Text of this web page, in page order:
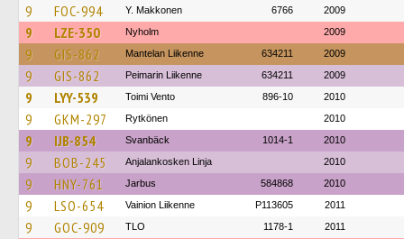
9 FOC-994 Y. Makkonen 6766 2009
9 LZE-350 Nyholm 2009
9 GIS-862 Mantelan Liikenne 634211 2009
9 GIS-862 Peimarin Liikenne 634211 2009
9 LYY-539 Toimi Vento 896-10 2010
9 GKM-297 Rytkönen 2010
9 IJB-854 Svanbäck 1014-1 2010
9 BOB-245 Anjalankosken Linja 2010
9 HNY-761 Jarbus 584868 2010
9 LSO-654 Vainion Liikenne P113605 2011
9 GOC-909 TLO 1178-1 2011